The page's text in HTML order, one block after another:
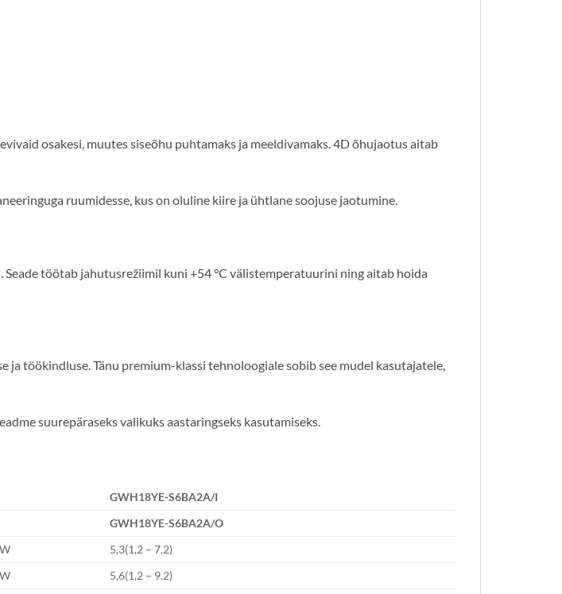
osakesi, muutes siseõhu puhtamaks ja meeldivamaks. 4D õhujaotus aitab
ruumidesse, kus on oluline kiire ja ühtlane soojuse jaotumine.
töötab jahutusrežiimil kuni +54 °C välistemperatuurini ning aitab hoida
töökindluse. Tänu premium-klassi tehnoloogiale sobib see mudel kasutajatele,
suurepäraseks valikuks aastaringseks kasutamiseks.
GWH18YE-S6BA2A/I
GWH18YE-S6BA2A/O
5,3(1,2 – 7,2)
5,6(1,2 – 9.2)